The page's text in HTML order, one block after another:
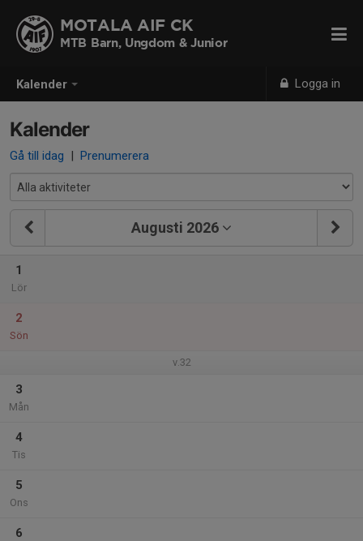
Kalender Logga in
MOTALA AIF CK
MTB Barn, Ungdom & Junior
Kalender
Gå till idag | Prenumerera
Augusti 2026
1
Lör
2
Sön
v.32
3
Mån
4
Tis
5
Ons
6